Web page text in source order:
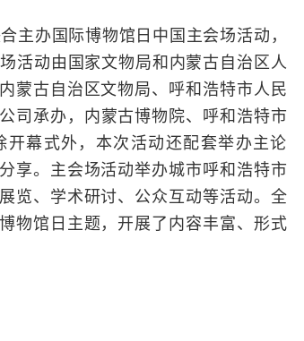
主办国际博物馆日中国主会场活动，
活动由国家文物局和内蒙古自治区人
蒙古自治区文物局、呼和浩特市人民
司承办， 内蒙古博物院、呼和浩特市
幕式外，本次活动还配套举办主论
享。主会场活动举办城市呼和浩特市
览、学术研讨、公众互动等活动。全
物馆日主题，开展了内容丰富、形式